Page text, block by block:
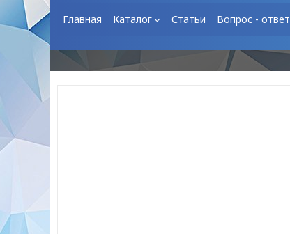
Главная Каталог Статьи Вопрос - ответ